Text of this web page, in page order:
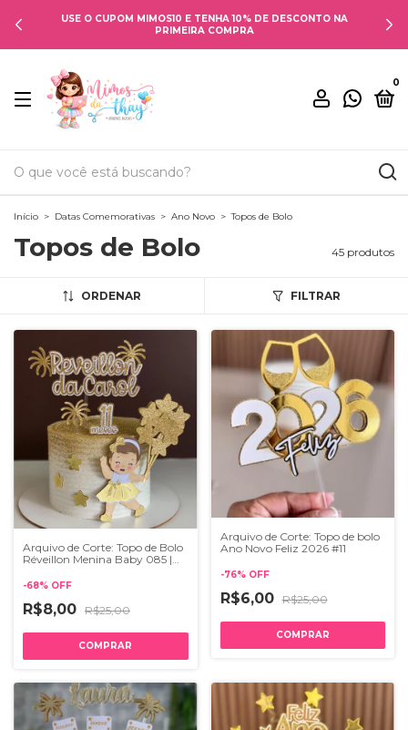
USE O CUPOM MIMOS10 E TENHA 10% DE DESCONTO NA
PRIMEIRA COMPRA
0
Início > Datas Comemorativas > Ano Novo > Topos de Bolo
Topos de Bolo 45 produtos
ORDENAR FILTRAR
Arquivo de Corte: Topo de Bolo
Réveillon Menina Baby 085 |
-68% OFF
R$8,00 R$25,00
Arquivo de Corte: Topo de bolo
Ano Novo Feliz 2026 #11
-76% OFF
R$6,00 R$25,00